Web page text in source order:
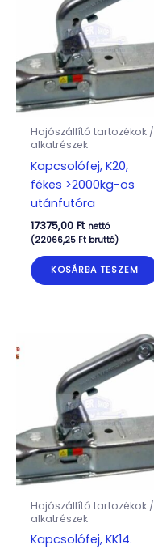
Hajószállító tartozékok /
alkatrészek
Kapcsolófej, K20,
fékes >2000kg-os
utánfutóra
17375,00 Ft nettó
(22066,25 Ftbruttó)
KOSÁRBA TESZEM
Hajószállító tartozékok /
alkatrészek
Kapcsolófej, KK14.